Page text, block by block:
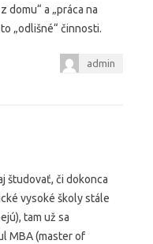
domu“ a „práca na
„odlišné“ činnosti.
admin
študovať, či dokonca
vysoké školy stále
tam už sa
MBA (master of